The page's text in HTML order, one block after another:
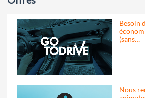
Besoin
(sans…
Nous